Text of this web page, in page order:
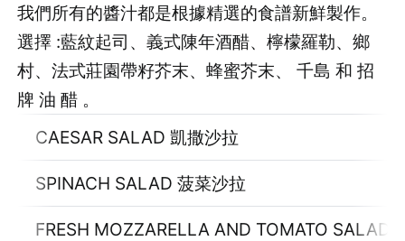
我們所有的醬汁都是根據精選的食譜新鮮製作。
選擇 :藍紋起司、義式陳年酒醋、檸檬羅勒、鄉
村、法式莊園帶籽芥末、蜂蜜芥末、 千島 和 招
牌 油 醋 。
CAESAR SALAD 凱撒沙拉
SPINACH SALAD 菠菜沙拉
FRESH MOZZARELLA AND TOMATO SALAD